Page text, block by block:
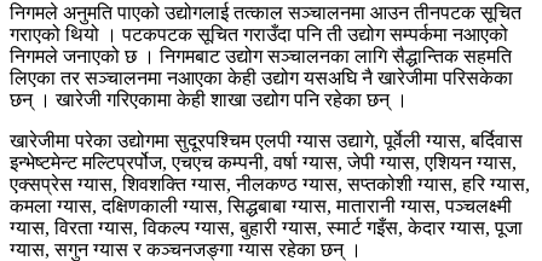
निगमले अनुमति पाएको उद्योगलाई तत्काल सञ्चालनमा आउन तीनपटक सूचित
गराएको थियो । पटकपटक सूचित गराउँदा पनि ती उद्योग सम्पर्कमा नआएको
निगमले जनाएको छ । निगमबाट उद्योग सञ्चालनका लागि सैद्धान्तिक सहमति
लिएका तर सञ्चालनमा नआएका केही उद्योग यसअघि नै खारेजीमा परिसकेका
छन् । खारेजी गरिएकामा केही शाखा उद्योग पनि रहेका छन् ।
खारेजीमा परेका उद्योगमा सुदूरपश्चिम एलपी ग्यास उद्यागे, पूर्वेली ग्यास, बर्दिवास
इन्भेष्टमेन्ट मल्टिप्रर्पोज, एचएच कम्पनी, वर्षा ग्यास, जेपी ग्यास, एशियन ग्यास,
एक्सप्रेस ग्यास, शिवशक्ति ग्यास, नीलकण्ठ ग्यास, सप्तकोशी ग्यास, हरि ग्यास,
कमला ग्यास, दक्षिणकाली ग्यास, सिद्धबाबा ग्यास, मातारानी ग्यास, पञ्चलक्ष्मी
ग्यास, विरता ग्यास, विकल्प ग्यास, बुहारी ग्यास, स्मार्ट गइँस, केदार ग्यास, पूजा
ग्यास, सगुन ग्यास र कञ्चनजङ्गा ग्यास रहेका छन् ।